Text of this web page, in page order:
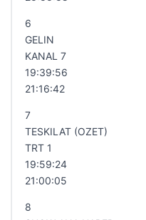
6
GELIN
KANAL 7
19:39:56
21:16:42
7
TESKILAT (OZET)
TRT 1
19:59:24
21:00:05
8